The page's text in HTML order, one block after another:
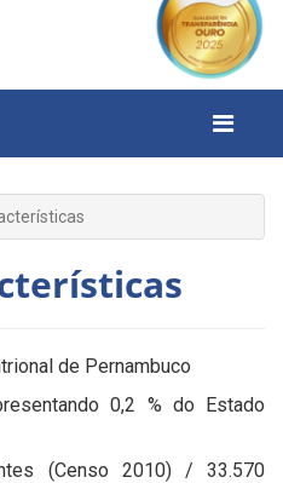
de Pernambuco
0,2 % do Estado
(Censo 2010) / 33.570